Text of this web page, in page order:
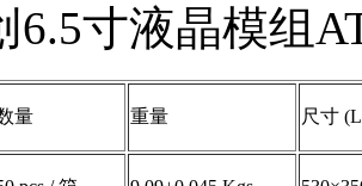
6.5寸液晶模组
量 重量 尺寸